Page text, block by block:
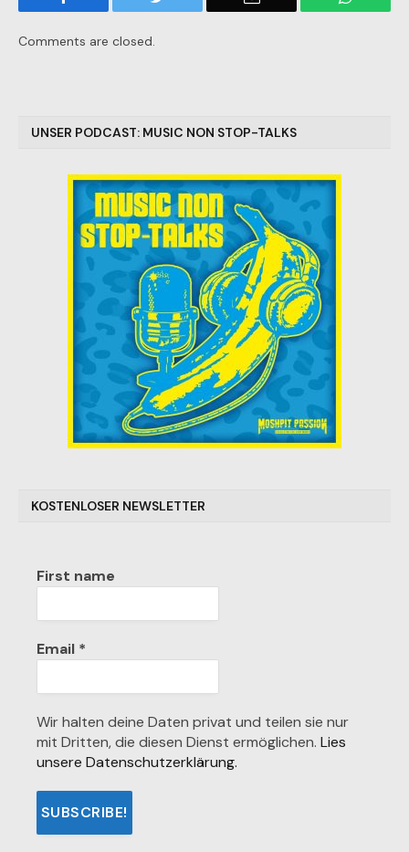
Comments are closed.
UNSER PODCAST: MUSIC NON STOP-TALKS
KOSTENLOSER NEWSLETTER
First name
Email *
Wir halten deine Daten privat und teilen sie nur
mit Dritten, die diesen Dienst ermöglichen. Lies
unsere Datenschutzerklärung.